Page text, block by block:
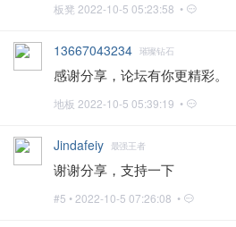
板凳 2022-10-5 05:23:58 •
13667043234 璀璨钻石
感谢分享，论坛有你更精彩。
地板 2022-10-5 05:39:19 •
Jindafeiy 最强王者
谢谢分享，支持一下
#5 • 2022-10-5 07:26:08 •